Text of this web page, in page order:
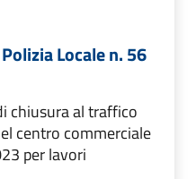
Locale n. 56
chiusura al traffico
centro commerciale
per lavori